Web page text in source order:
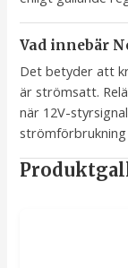
Vad innebär
Det betyder att
är strömsatt.
när 12V-
strömförbrukning